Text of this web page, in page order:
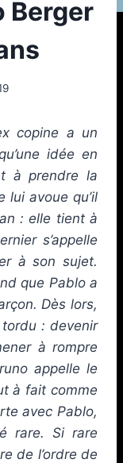
Berger
copine a un
idée en
à prendre la
lui avoue qu’il
: elle tient à
s’appelle
à son sujet.
que Pablo a
Dès lors,
: devenir
à rompre
appelle le
à fait comme
avec Pablo,
rare. Si rare
de l’ordre de